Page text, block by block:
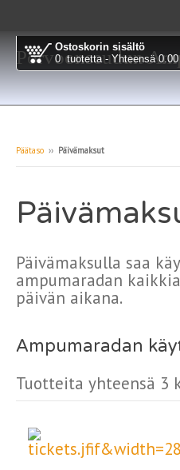
Ostoskorin sisältö
0 tuotetta - Yhteensä
Porvoonseudun
Päätaso ›› Päivämaksut
Päivämaksulla saa
ampumaradan
päivän aikana.
Ampumaradan
Tuotteita yhteensä 3